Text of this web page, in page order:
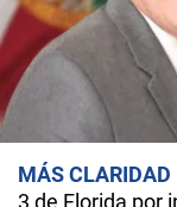
MÁS CLARIDAD